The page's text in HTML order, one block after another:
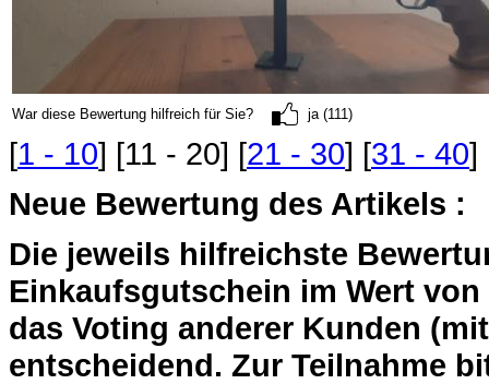
War diese Bewertung hilfreich für Sie? ja (111)
[1 - 10] [11 - 20] [21 - 30] [31 - 40]
Neue Bewertung des Artikels :
Die jeweils hilfreichste
Einkaufsgutschein im Wert
das Voting anderer Kunden
entscheidend. Zur Teilnahme